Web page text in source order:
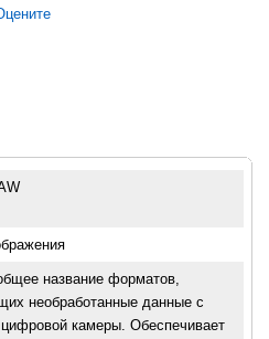
название форматов,
необработанные данные с
камеры. Обеспечивает